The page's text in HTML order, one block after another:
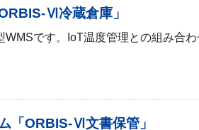
Ⅵ冷蔵倉庫」
です。IoT温度管理との組み合
「ORBIS-Ⅵ文書保管」